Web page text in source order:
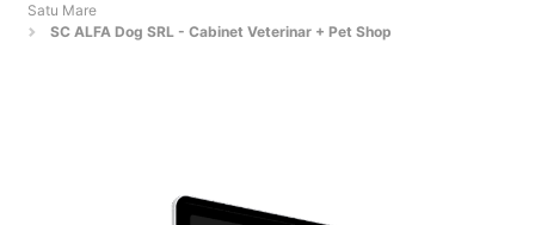
Satu Mare
SC ALFA Dog SRL - Cabinet Veterinar + Pet Shop